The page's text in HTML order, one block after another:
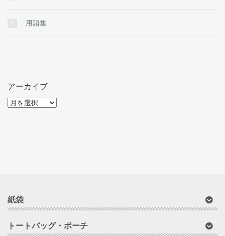
用語集
アーカイブ
ア
紙袋
トートバッグ・ポーチ